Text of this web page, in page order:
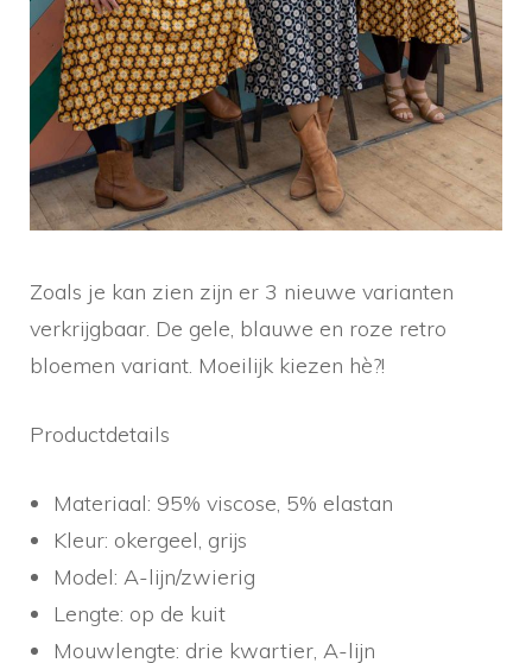
Zoals je kan zien zijn er 3 nieuwe varianten
verkrijgbaar. De gele, blauwe en roze retro
bloemen variant. Moeilijk kiezen hè?!
Productdetails
Materiaal: 95% viscose, 5% elastan
Kleur: okergeel, grijs
Model: A-lijn/zwierig
Lengte: op de kuit
Mouwlengte: drie kwartier, A-lijn